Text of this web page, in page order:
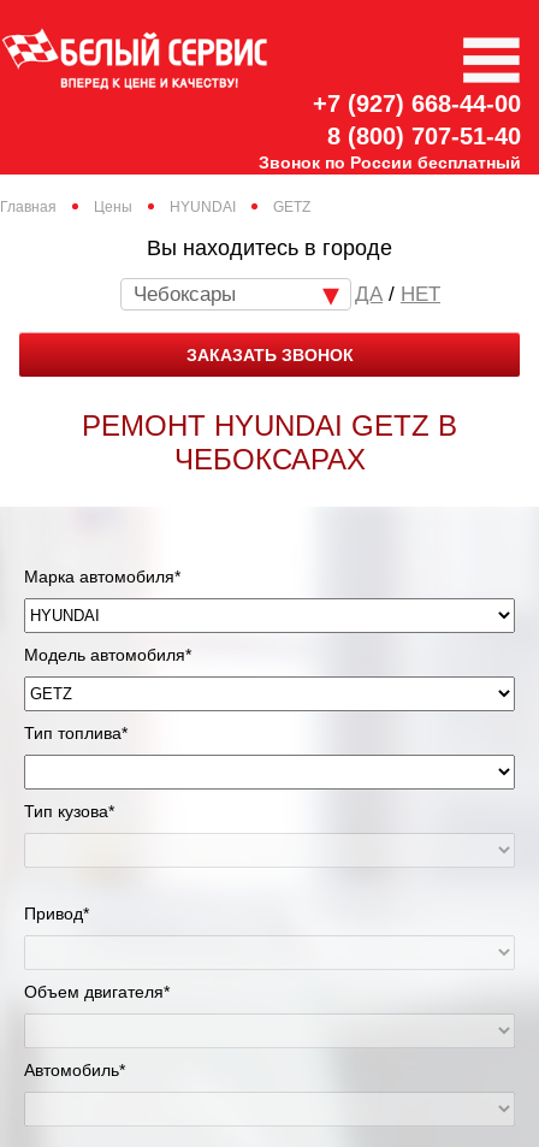
+7 (927) 668-44-00
8 (800) 707-51-40
Звонок по России бесплатный
Главная Цены HYUNDAI GETZ
Вы находитесь в городе
Чебоксары / НЕТ
ЗАКАЗАТЬ ЗВОНОК
РЕМОНТ HYUNDAI GETZ В
ЧЕБОКСАРАХ
Марка автомобиля*
Модель автомобиля*
Тип топлива*
Тип кузова*
Привод*
Объем двигателя*
Автомобиль*